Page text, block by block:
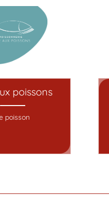
poissons
poisson